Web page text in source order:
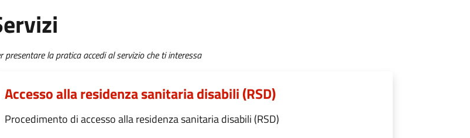
presentare la pratica accedi al servizio che ti interessa
Accesso alla residenza sanitaria disabili (RSD)
Procedimento di accesso alla residenza sanitaria disabili (RSD)